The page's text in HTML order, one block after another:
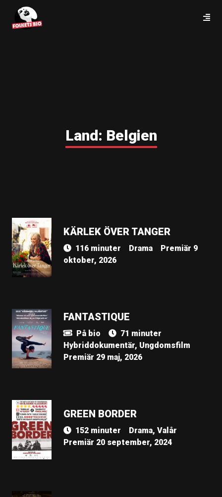
Land: Belgien
KÄRLEK ÖVER TANGER
116 minuter Drama
Premiär 9
oktober, 2026
FANTASTIQUE
På bio
71 minuter
Hybriddokumentär, Ungdomsfilm
Premiär 29 maj, 2026
GREEN BORDER
152 minuter
Drama, Valår
Premiär 20 september, 2024